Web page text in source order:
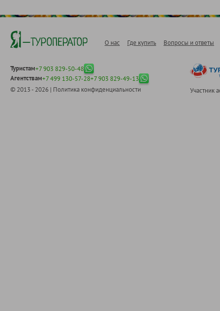
О нас Где купить Вопросы и ответы
Туристам+7 903 829-50-48
Агентствам+7 499 130-57-28+7 903 829-49-13
© 2013 - 2026 | Политика конфиденциальности Участник